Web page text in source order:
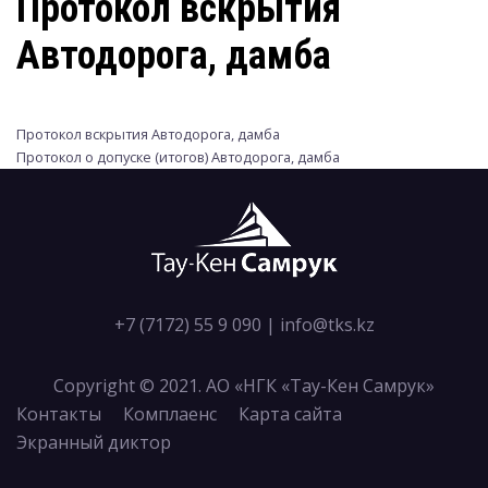
Автодорога, дамба
Протокол вскрытия Автодорога, дамба
Протокол о допуске (итогов) Автодорога, дамба
+7 (7172) 55 9 090 | info@tks.kz
Copyright © 2021. АО «НГК «Тау-Кен Самрук»
Контакты
Комплаенс
Карта сайта
Экранный диктор